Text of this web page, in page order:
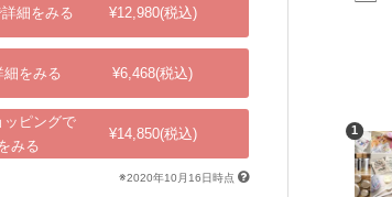
細をみる ¥12,980(税込)
細をみる ¥6,468(税込)
ッピングで
みる
¥14,850(税込)
※2020年10月16日時点
1